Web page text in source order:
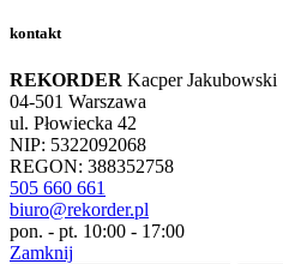
kontakt
REKORDER Kacper Jakubowski
04-501 Warszawa
ul. Płowiecka 42
NIP: 5322092068
REGON: 388352758
505 660 661
biuro@rekorder.pl
pon. - pt. 10:00 - 17:00
Zamknij